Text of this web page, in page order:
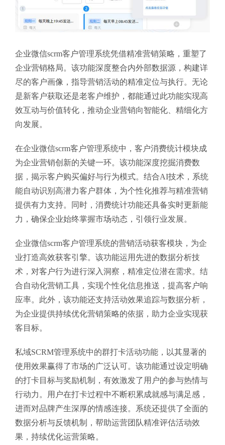
企业微信scrm客户管理系统凭借精准营销策略，重塑了
企业营销格局。该功能深度整合内外部数据源，构建详
尽的客户画像，指导营销活动的精准定位与执行。无论
是新客户获取还是老客户维护，都能通过此功能实现高
效互动与价值转化，推动企业营销向智能化、精细化方
向发展。
在企业微信scrm客户管理系统中，客户消费统计模块成
为企业营销创新的关键一环。该功能深度挖掘消费数
据，揭示客户购买偏好与行为模式。结合AI技术，系统
能自动识别高潜力客户群体，为个性化推荐与精准营销
提供有力支持。同时，消费统计功能还具备实时更新能
力，确保企业始终掌握市场动态，引领行业发展。
企业微信scrm客户管理系统的营销活动获客模块，为企
业打造高效获客引擎。该功能运用先进的数据分析技
术，对客户行为进行深入洞察，精准定位潜在需求。结
合自动化营销工具，实现个性化信息推送，提高客户响
应率。此外，该功能还支持活动效果追踪与数据分析，
为企业提供持续优化营销策略的依据，助力企业实现获
客目标。
私域SCRM管理系统中的群打卡活动功能，以其显著的
使用效果赢得了市场的广泛认可。该功能通过设定明确
的打卡目标与奖励机制，有效激发了用户的参与热情与
行动力。用户在打卡过程中不断积累成就感与满足感，
进而对品牌产生深厚的情感连接。系统还提供了全面的
数据分析与反馈机制，帮助运营团队精准评估活动效
果，持续优化运营策略。